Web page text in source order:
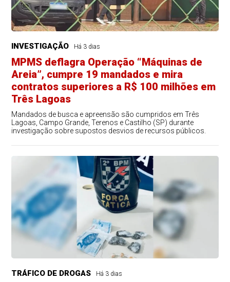
INVESTIGAÇÃO Há 3 dias
MPMS deflagra Operação “Máquinas de
Areia”, cumpre 19 mandados e mira
contratos superiores a R$ 100 milhões em
Três Lagoas
Mandados de busca e apreensão são cumpridos em Três
Lagoas, Campo Grande, Terenos e Castilho (SP) durante
investigação sobre supostos desvios de recursos públicos.
TRÁFICO DE DROGAS Há 3 dias